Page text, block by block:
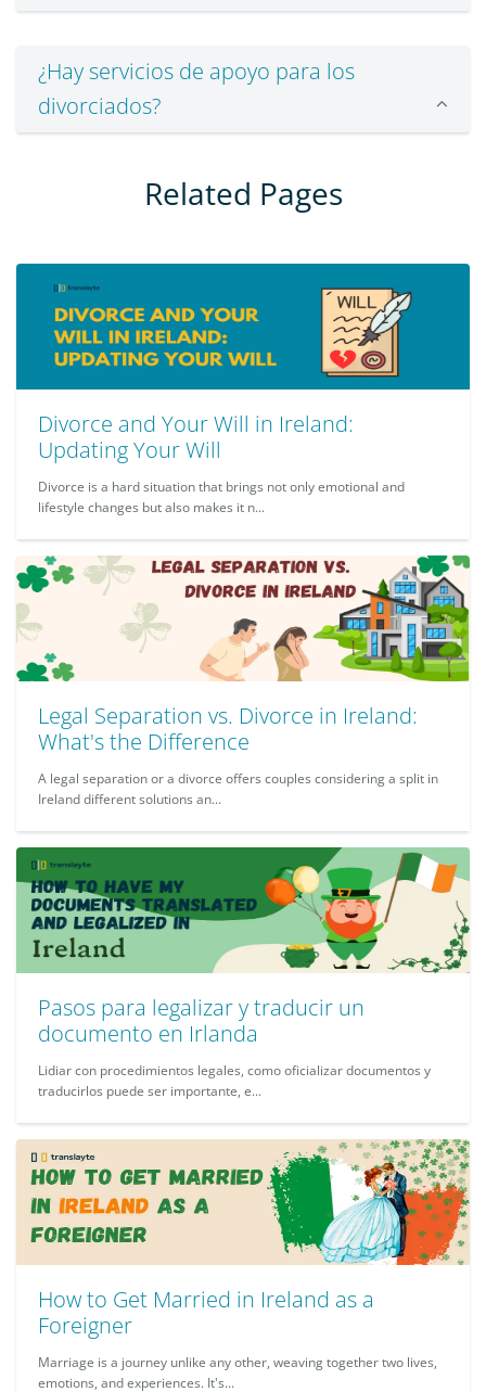
¿Hay servicios de apoyo para los
divorciados?
Related Pages
Divorce and Your Will in Ireland:
Updating Your Will
Divorce is a hard situation that brings not only emotional and
lifestyle changes but also makes it n...
Legal Separation vs. Divorce in Ireland:
What's the Difference
A legal separation or a divorce offers couples considering a split in
Ireland different solutions an...
Pasos para legalizar y traducir un
documento en Irlanda
Lidiar con procedimientos legales, como oficializar documentos y
traducirlos puede ser importante, e...
How to Get Married in Ireland as a
Foreigner
Marriage is a journey unlike any other, weaving together two lives,
emotions, and experiences. It's...